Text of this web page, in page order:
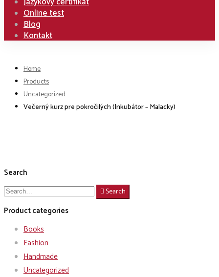
Online test
Blog
Kontakt
Home
Products
Uncategorized
Večerný kurz pre pokročilých (Inkubátor – Malacky)
Search
Search
for:
Search
Product categories
Books
Fashion
Handmade
Uncategorized